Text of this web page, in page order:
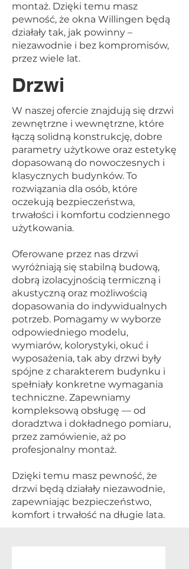
montaż. Dzięki temu masz
pewność, że okna Willingen będą
działały tak, jak powinny –
niezawodnie i bez kompromisów,
przez wiele lat.
Drzwi
W naszej ofercie znajdują się drzwi
zewnętrzne i wewnętrzne, które
łączą solidną konstrukcję, dobre
parametry użytkowe oraz estetykę
dopasowaną do nowoczesnych i
klasycznych budynków. To
rozwiązania dla osób, które
oczekują bezpieczeństwa,
trwałości i komfortu codziennego
użytkowania.
Oferowane przez nas drzwi
wyróżniają się stabilną budową,
dobrą izolacyjnością termiczną i
akustyczną oraz możliwością
dopasowania do indywidualnych
potrzeb. Pomagamy w wyborze
odpowiedniego modelu,
wymiarów, kolorystyki, okuć i
wyposażenia, tak aby drzwi były
spójne z charakterem budynku i
spełniały konkretne wymagania
techniczne. Zapewniamy
kompleksową obsługę — od
doradztwa i dokładnego pomiaru,
przez zamówienie, aż po
profesjonalny montaż.
Dzięki temu masz pewność, że
drzwi będą działały niezawodnie,
zapewniając bezpieczeństwo,
komfort i trwałość na długie lata.